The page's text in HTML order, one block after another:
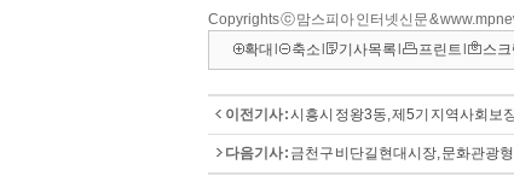
Copyrights ⓒ 맘스피아 인터넷신문 &
확대
축소 기사목록 프린트 스크
이전기사 :시흥시 정왕3동, 제5기 지역사회보
다음기사 : 금천구 비단길현대시장, 문화관광